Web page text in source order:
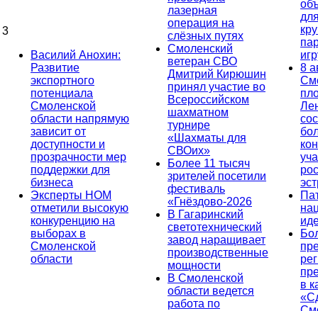
3
Василий Анохин:
Развитие
экспортного
потенциала
Смоленской
области напрямую
зависит от
доступности и
прозрачности мер
поддержки для
бизнеса
Эксперты НОМ
отметили высокую
конкуренцию на
выборах в
Смоленской
области
лазерная
операция на
слёзных путях
Смоленский
ветеран СВО
Дмитрий Кирюшин
принял участие во
Всероссийском
шахматном
турнире
«Шахматы для
СВОих»
Более 11 тысяч
зрителей посетили
фестиваль
«Гнёздово-2026
В Гагаринский
светотехнический
завод наращивает
производственные
мощности
В Смоленской
области ведется
работа по
8
в